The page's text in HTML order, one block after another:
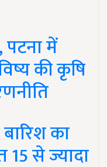
में
की कृषि
का
से ज्यादा